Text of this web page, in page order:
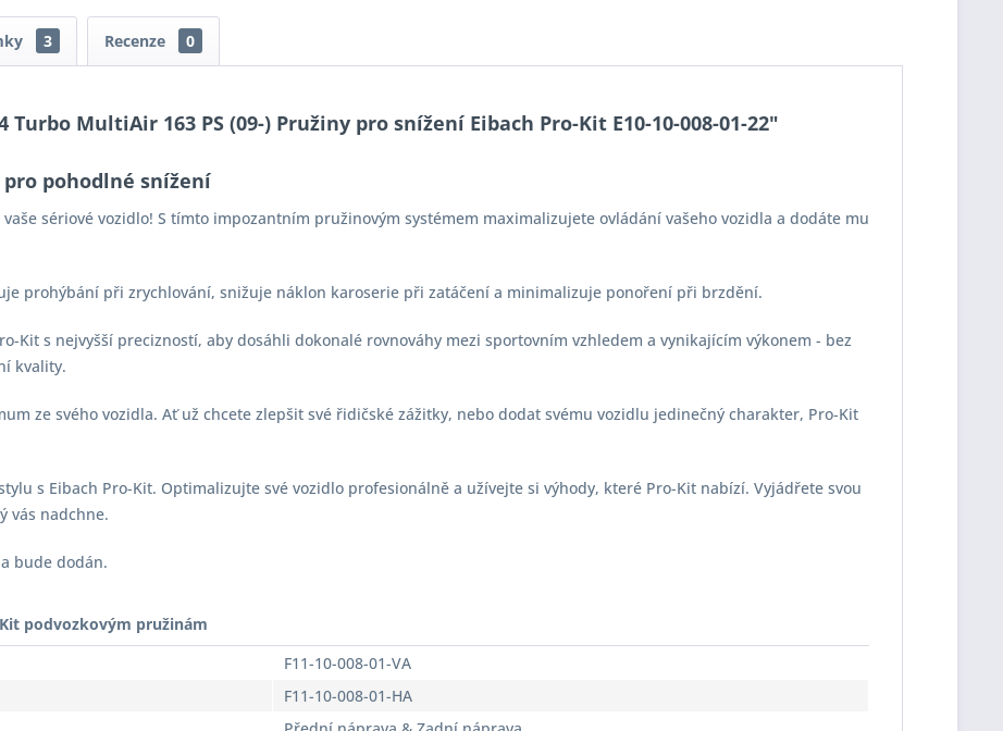
3 Recenze 0
Turbo MultiAir 163 PS (09-) Pružiny pro snížení Eibach Pro-Kit E10-10-008-01-22"
pohodlné snížení
sériové vozidlo! S tímto impozantním pružinovým systémem maximalizujete ovládání vašeho vozidla a dodáte mu
prohýbání při zrychlování, snižuje náklon karoserie při zatáčení a minimalizuje ponoření při brzdění.
Kit s nejvyšší precizností, aby dosáhli dokonalé rovnováhy mezi sportovním vzhledem a vynikajícím výkonem - bez
kvality.
ze svého vozidla. Ať už chcete zlepšit své řidičské zážitky, nebo dodat svému vozidlu jedinečný charakter, Pro-Kit
s Eibach Pro-Kit. Optimalizujte své vozidlo profesionálně a užívejte si výhody, které Pro-Kit nabízí. Vyjádřete svou
vás nadchne.
bude dodán.
podvozkovým pružinám
F11-10-008-01-VA
F11-10-008-01-HA